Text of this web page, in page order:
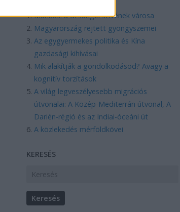
Manaus: a dzsungel szívének városa
Magyarország rejtett gyöngyszemei
Az egygyermekes politika és Kína
gazdasági kihívásai
Mik alakítják a gondolkodásod? Avagy a
kognitív torzítások
A világ legveszélyesebb migrációs
útvonalai: A Közép-Mediterrán útvonal, A
Darién-régió és az Indiai-óceáni út
A közlekedés mérföldkövei
KERESÉS